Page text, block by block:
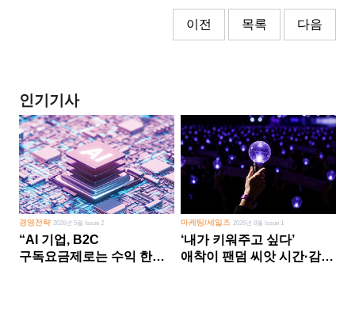
이전 목록 다음
인기기사
경영전략 2026년 5월 Issue 2
“AI 기업, B2C
구독요금제로는 수익 한계
마케팅/세일즈 2026년 8월 Issue 1
‘내가 키워주고 싶다’
애착이 팬덤 씨앗 시간·감정